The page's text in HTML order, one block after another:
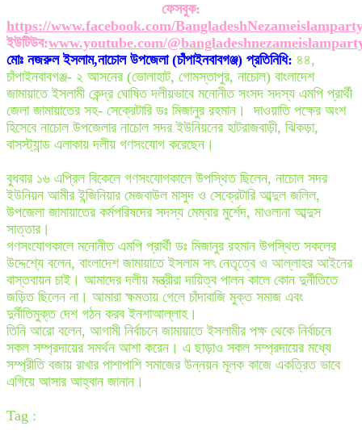
ফেসবুক:
https://www.facebook.com/
ইউটিউব:www.youtube.com/
মোঃ নজরুল ইসলাম,নাচোল উপজেলা (চাঁপাইনবাবগঞ্জ) প্রতিনিধি: ৪৪,
চাঁপাইনবাবগঞ্জ- ২ আসনের (ভোলাহাট, গোমস্তাপুর, নাচোল) বাংলাদেশ
জামায়াতে ইসলামী কেন্দ্র ঘোষিত দলীয়ভাবে মনোনীত সংসদ সদস্য এমপি প্রার্থী
জেলা জামায়াতের সহ- সেক্রেটারি ডঃ মিজানুর রহমান। দাওয়াতি পক্ষের অংশ
হিসেবে নাচোল উপজেলার নাচোল সদর ইউনিয়নের হাটরাজবাড়ী, ঝিকড়া,
বাসস্ট্যান্ড এলাকায় দলীয় গণসংযোগ করেছেন।
বুধবার ১৬ এপ্রিল বিকেলে গণসংযোগকালে উপস্থিত ছিলেন, নাচোল সদর
ইউনিয়ন আমীর ইন্জিনিয়ার মেজবাউল মাসুদ ও সেক্রেটারি আব্দুল জলিল,
উপজেলা জামায়াতের কর্মপরিষদের সদস্য মেম্বার মুর্শেদ, মাওলানা আব্দুস
সাত্তার।
গণসংযোগকালে মনোনীত এমপি প্রার্থী ডঃ মিজানুর রহমান উপস্থিত সকলের
উদ্দেশ্যে বলেন, বাংলাদেশ জামায়াতে ইসলাম সৎ নেতৃত্বে ও আল্লাহর আইনের
বাস্তবায়ন চাই। আমাদের দলীয় মন্ত্রীরা দায়িত্ব পালন কালে কোন দুর্নীতিতে
জড়িত ছিলেন না। আমারা ক্ষমতায় গেলে চাঁদাবাজি মুক্ত সমাজ এবং
দুর্নীতিমুক্ত দেশ গঠন করব ইনশাআল্লাহ।
তিনি আরো বলেন, আগামী নির্বাচনে জামায়াতে ইসলামীর পক্ষ থেকে নির্বাচনে
সকল সম্প্রদায়ের সমর্থন আশা করেন। এ ছাড়াও সকল সম্প্রদায়ের মধ্যে
সম্প্রীতি বজায় রাখার পাশাপাশি সমাজের উন্নয়ন মূলক কাজে একত্রিত ভাবে
এগিয়ে আসার আহ্বান জানান।
Tag :